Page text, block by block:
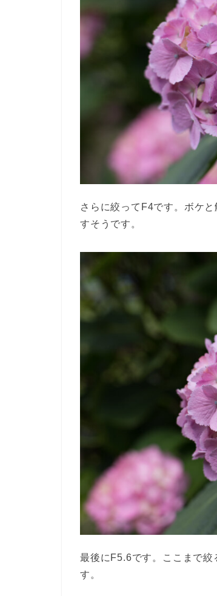
さらに絞ってF4です。ボケ
すそうです。
最後にF5.6です。ここまで
す。